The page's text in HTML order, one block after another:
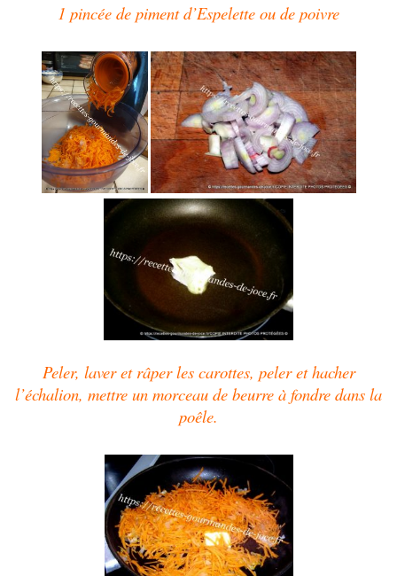
1 pincée de piment d’Espelette ou de poivre
Peler, laver et râper les carottes, peler et hacher
l’échalion, mettre un morceau de beurre à fondre dans la
poêle.